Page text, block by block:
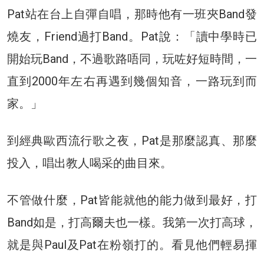
Pat站在台上自彈自唱，那時他有一班夾Band發
燒友，Friend過打Band。Pat說：「讀中學時已
開始玩Band，不過歌路唔同，玩咗好短時間，一
直到2000年左右再遇到幾個知音，一路玩到而
家。」
到經典歐西流行歌之夜，Pat是那麼認真、那麼
投入，唱出教人喝采的曲目來。
不管做什麼，Pat皆能就他的能力做到最好，打
Band如是，打高爾夫也一樣。我第一次打高球，
就是與Paul及Pat在粉嶺打的。看見他們輕易揮